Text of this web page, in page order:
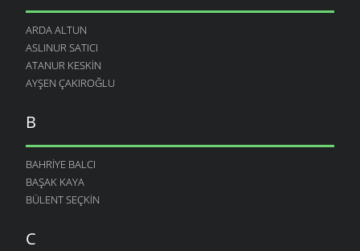
ARDA ALTUN
ASLINUR SATICI
ATANUR KESKIN
AYŞEN ÇAKIROĞLU
B
BAHRIYE BALCI
BAŞAK KAYA
BÜLENT SEÇKIN
C